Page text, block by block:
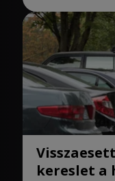
kereslet a